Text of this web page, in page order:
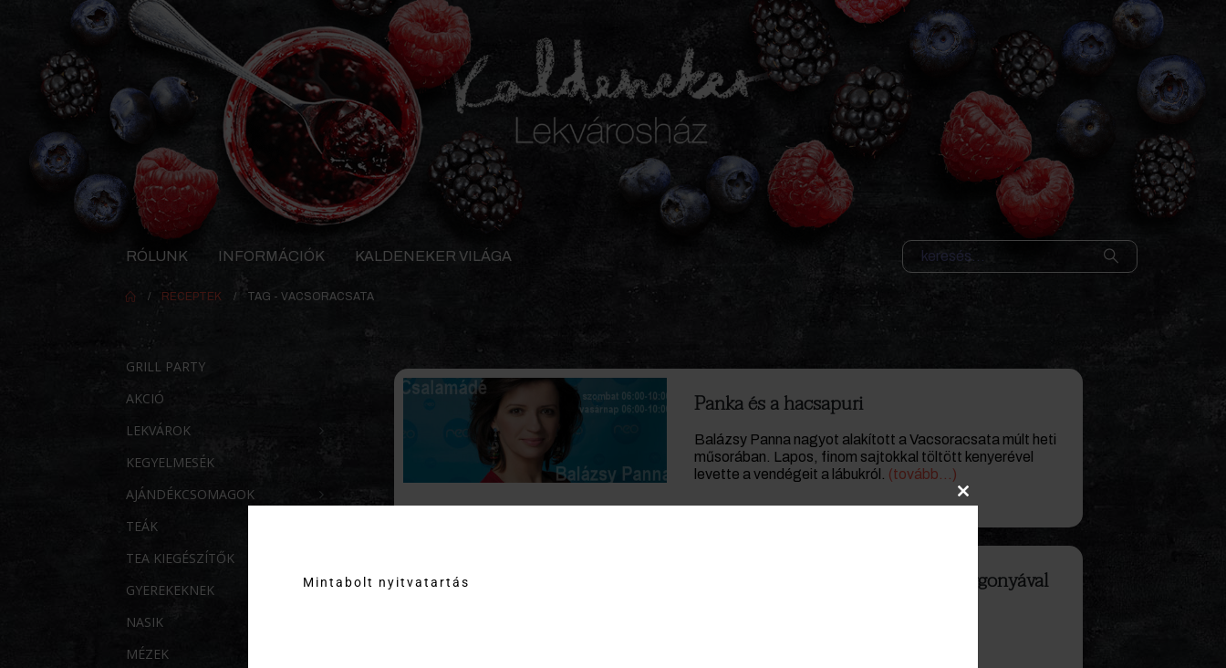
RÓLUNK INFORMÁCIÓK KALDENEKER VILÁGA
RECEPTEK TAG - VACSORACSATA
Panka és a hacsapuri
Balázsy Panna nagyot alakított a Vacsoracsata múlt heti
műsorában. Lapos, finom sajtokkal töltött kenyerével
levette a vendégeit a lábukról. (tovább…)
Rókagombás őzragu mézes apróburgonyával
GRILL PARTY
AKCIÓ
LEKVÁROK
KEGYELMESÉK
AJÁNDÉKCSOMAGOK
TEÁK
TEA KIEGÉSZÍTŐK
GYEREKEKNEK
NASIK
MÉZEK
Close
this
module
Mintabolt nyitvatartás